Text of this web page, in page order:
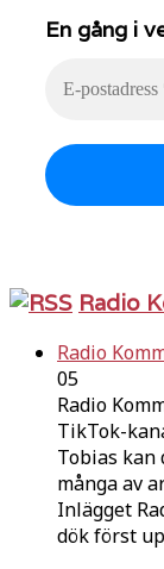
En gång i
Radio
Radio
05
Radio
TikTok-
Tobias kan
många av
Inlägget
dök först